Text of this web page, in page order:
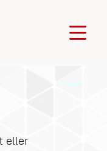
eller